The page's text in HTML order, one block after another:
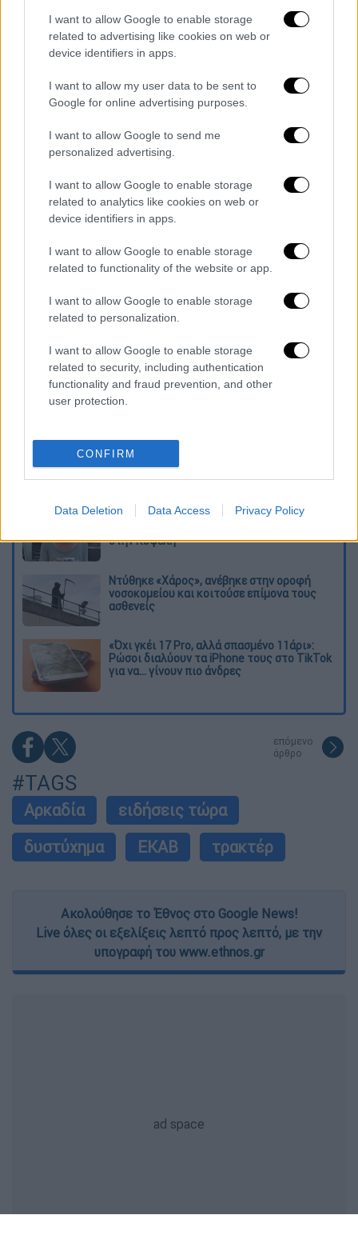
I want to allow Google to enable storage
related to advertising like cookies on web or
device identifiers in apps.
I want to allow my user data to be sent to
Google for online advertising purposes.
I want to allow Google to send me
personalized advertising.
I want to allow Google to enable storage
related to analytics like cookies on web or
device identifiers in apps.
I want to allow Google to enable storage
related to functionality of the website or app.
I want to allow Google to enable storage
related to personalization.
I want to allow Google to enable storage
related to security, including authentication
functionality and fraud prevention, and other
user protection.
CONFIRM
Data Deletion Data Access Privacy Policy
του από το ΕΚΑΒπροσπάθησαν να τον
επαναφέρουν, χωρίς όμως να τα
όπου μεταφέρθηκε,διαπιστώθηκε ο θάνατός
Τα σχολιά σας δημοσιεύονται άμεσα με δική σας ευθύνη. Το
ΕΘΝΟΣ θα παρεμβαίνει και τα προσβλητικά σχόλια θα
διαγράφονται
καταχώρηση
Εκτελέσεις, συλλήψεις και νέοι
περιορισμοί: Το Ιράν σκληραίνει τη γραμμή
Η πρώτη δήλωση της οικογένειας της
στην Κυψέλη
Ντύθηκε «Χάρος», ανέβηκε στην οροφή
νοσοκομείου και κοιτούσε επίμονα τους
ασθενείς
«Όχι γκέι 17 Pro, αλλά σπασμένο 11άρι»:
Ρώσοι διαλύουν τα iPhone τους στο TikTok
για να... γίνουν πιο άνδρες
επόμενο
άρθρο
#TAGS
Αρκαδία
ειδήσεις τώρα
δυστύχημα
ΕΚΑΒ τρακτέρ
Ακολούθησε το Έθνος στο Google News!
Live όλες οι εξελίξεις λεπτό προς λεπτό, με την
υπογραφή του www.ethnos.gr